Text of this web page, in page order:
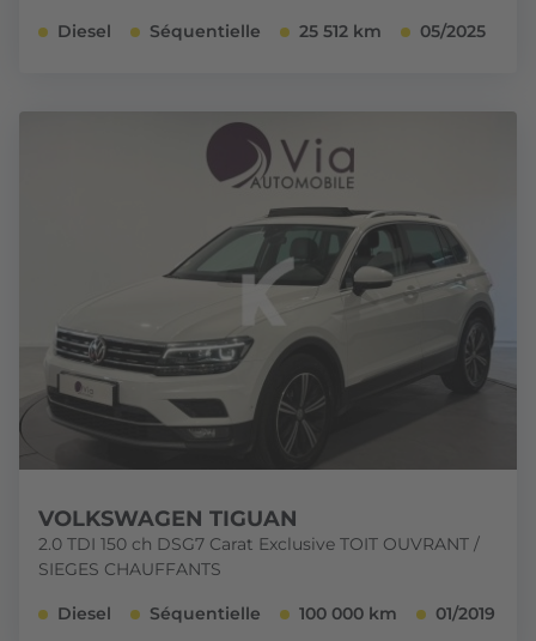
Diesel Séquentielle 25 512 km 05/2025
VOLKSWAGEN TIGUAN
2.0 TDI 150 ch DSG7 Carat Exclusive TOIT OUVRANT /
SIEGES CHAUFFANTS
Diesel Séquentielle 100 000 km 01/2019